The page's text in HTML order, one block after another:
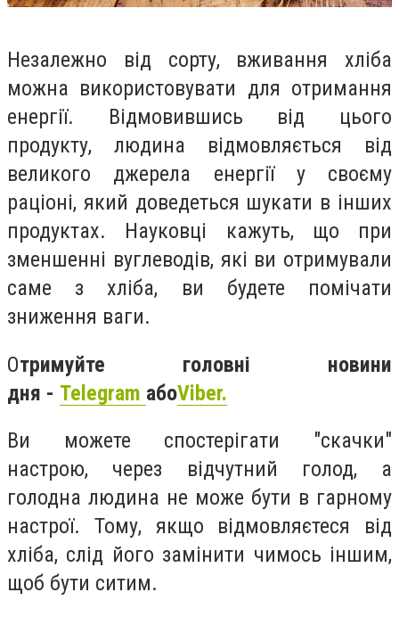
Незалежно від сорту, вживання хліба
можна використовувати для отримання
енергії. Відмовившись від цього
продукту, людина відмовляється від
великого джерела енергії у своєму
раціоні, який доведеться шукати в інших
продуктах. Науковці кажуть, що при
зменшенні вуглеводів, які ви отримували
саме з хліба, ви будете помічати
зниження ваги.
Отримуйте головні новини
дня - Telegram абоViber.
Ви можете спостерігати "скачки"
настрою, через відчутний голод, а
голодна людина не може бути в гарному
настрої. Тому, якщо відмовляєтеся від
хліба, слід його замінити чимось іншим,
щоб бути ситим.